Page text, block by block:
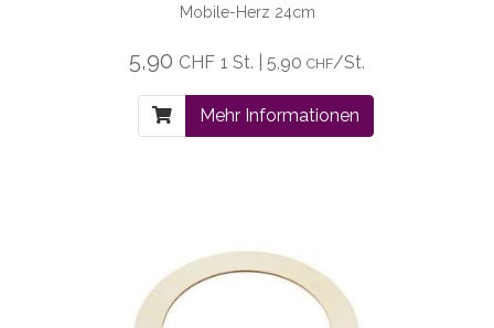
Mobile-Herz 24cm
5,90 CHF 1 St. | 5,90 CHF/St.
Mehr Informationen